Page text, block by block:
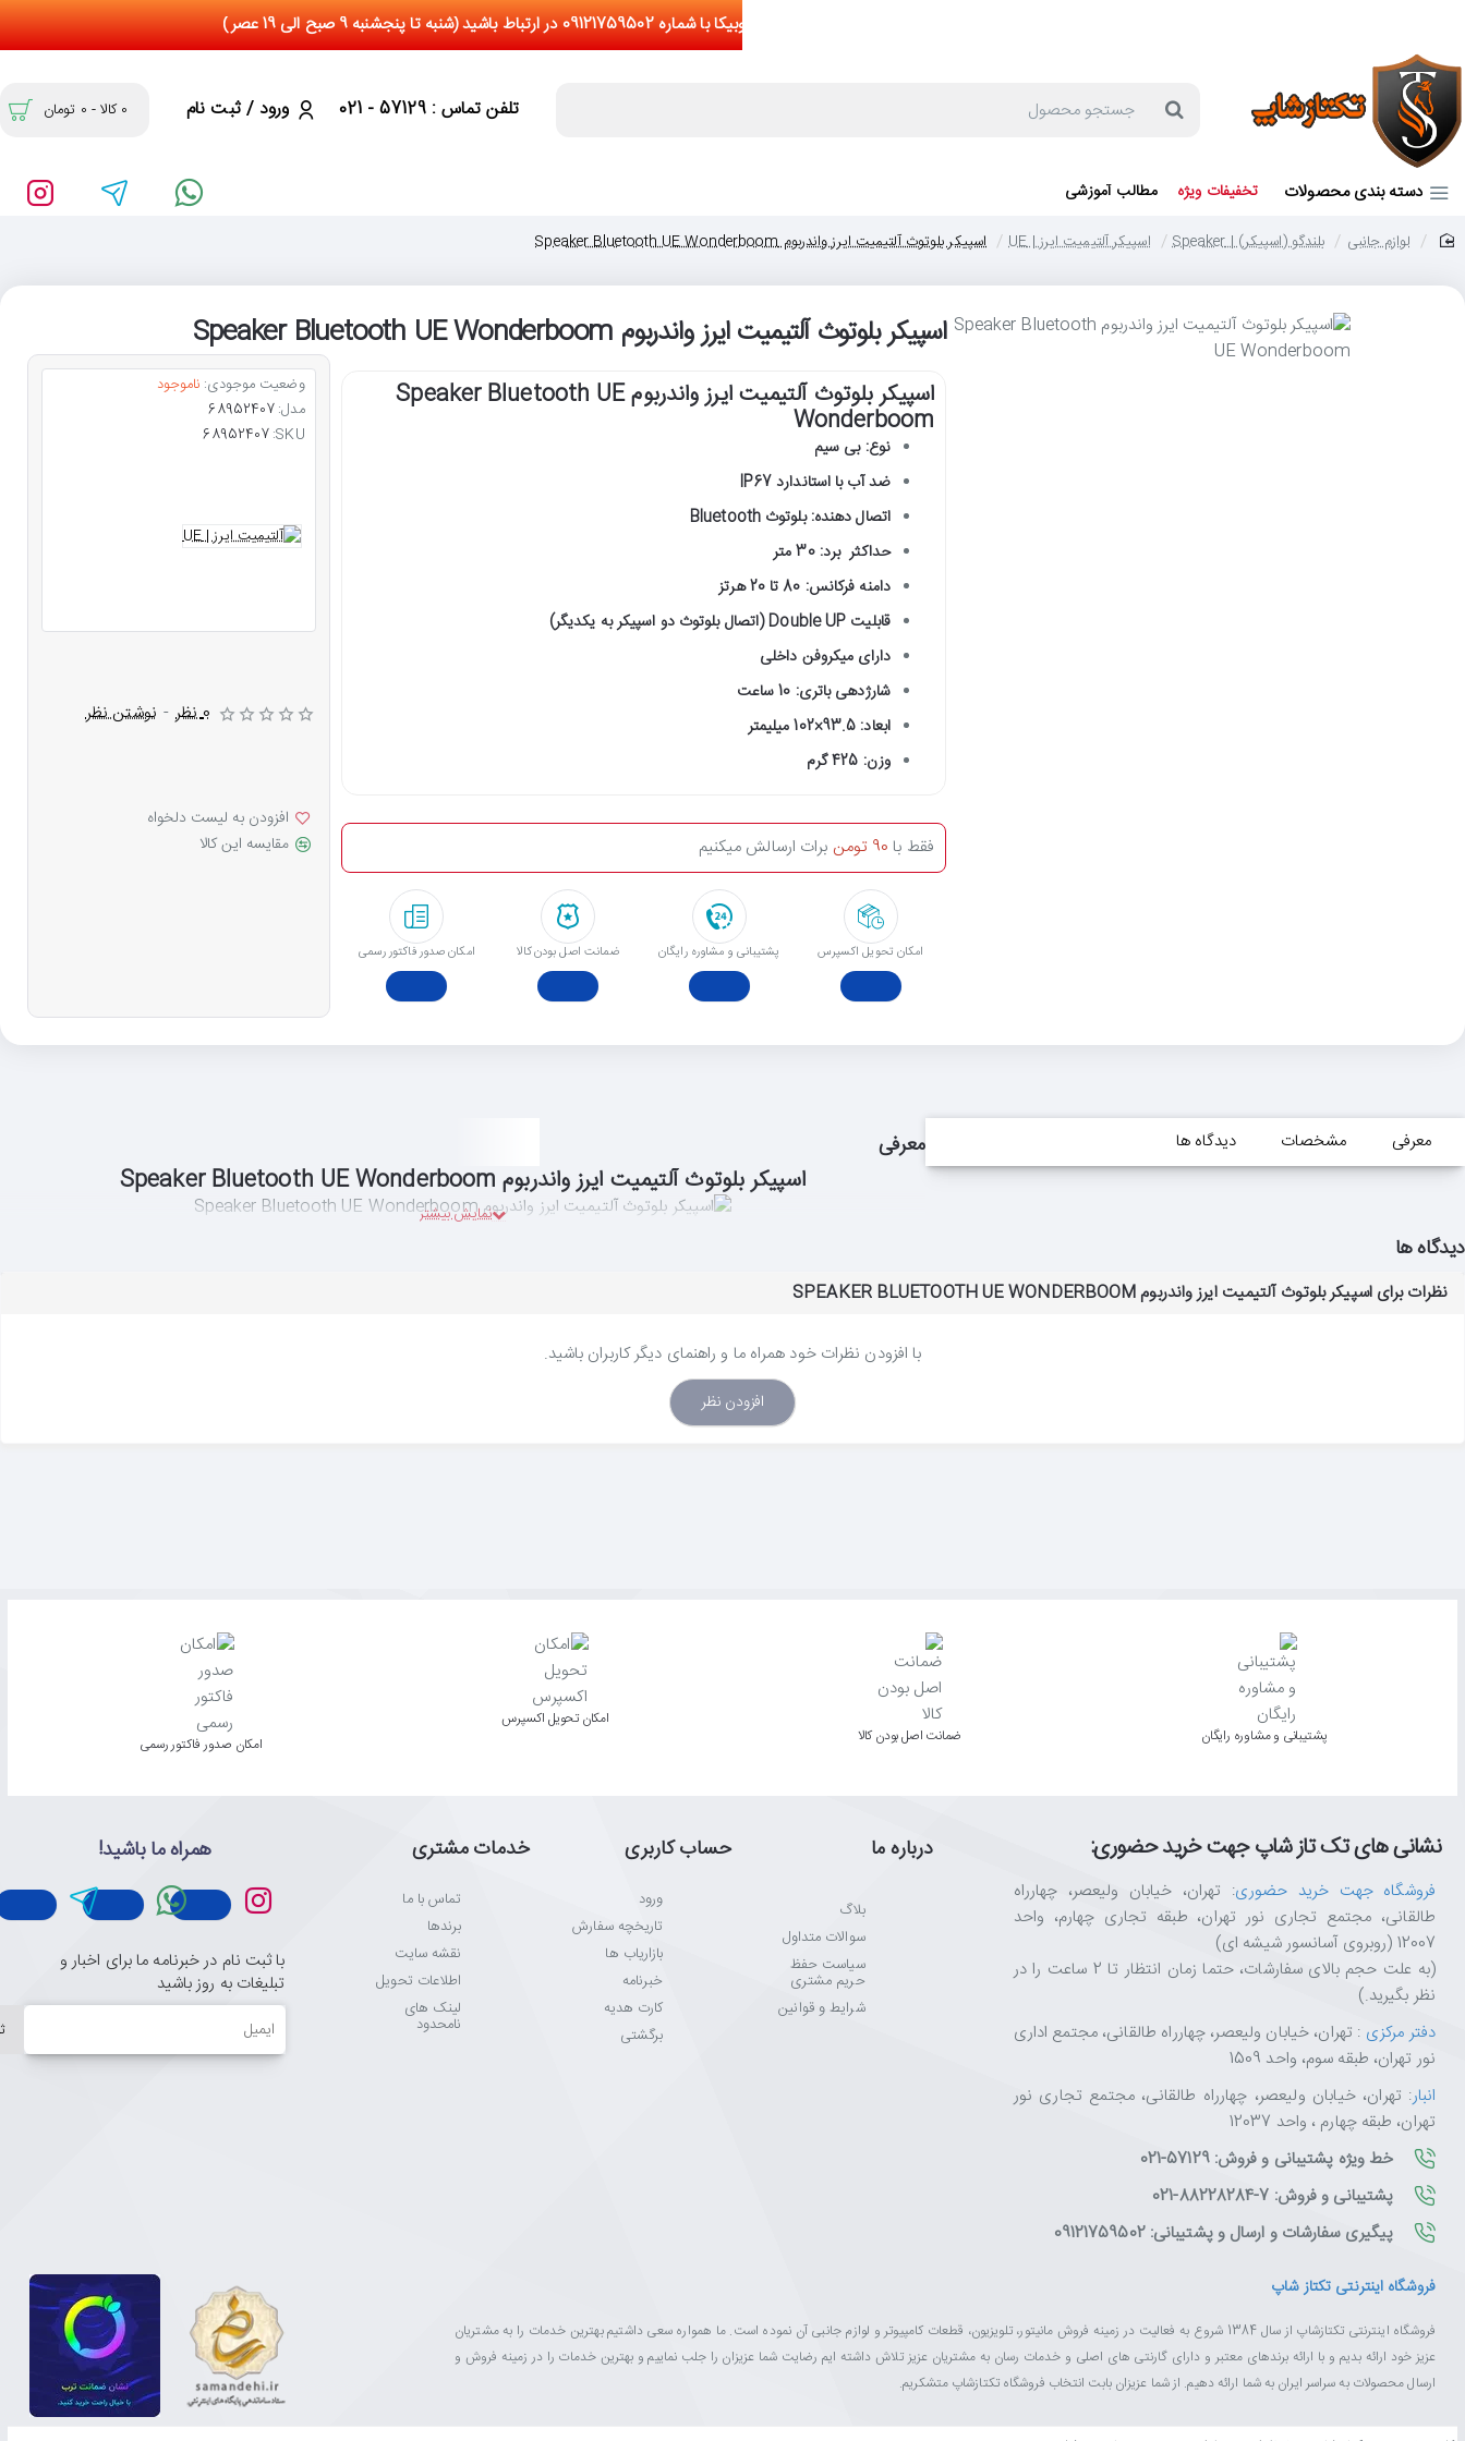
جستجو
تلفن تماس : 57129 - 021 ورود / ثبت نام 0 کالا - 0 تومان
دسته بندی محصولات تخفیفات ویژه مطالب آموزشی
لوازم جانبی بلندگو (اسپیکر) | Speaker اسپیکر آلتیمیت ایرز | UE اسپیکر بلوتوث آلتیمیت ایرز واندربوم Speaker Bluetooth UE Wonderboom
اسپیکر بلوتوث آلتیمیت ایرز واندربوم Speaker Bluetooth UE Wonderboom
اسپیکر بلوتوث آلتیمیت ایرز واندربوم Speaker Bluetooth UE
Wonderboom
نوع: بی سیم
ضد آب با استاندارد IP67
اتصال دهنده: بلوتوث Bluetooth
حداکثر برد: 30 متر
دامنه فرکانس:‌ 80 تا 20 هرتز
قابلیت Double UP (اتصال بلوتوث دو اسپیکر به یکدیگر)
دارای میکروفن داخلی
شارژدهی باتری: 10 ساعت
ابعاد: 93.5×102 میلیمتر
وزن: 425 گرم
امکان تحویل اکسپرس پشتیبانی و مشاوره رایگان ﺿﻤﺎﻧﺖ اﺻﻞ ﺑﻮدن ﮐﺎﻟﺎ امکان صدور فاکتور رسمی
فقط با 90 تومن برات ارسالش میکنیم
وضعیت موجودی: ناموجود
مدل:68952407
SKU:
68952407
0 نظر - نوشتن نظر
افزودن به لیست دلخواه
مقایسه این کالا
معرفی مشخصات دیدگاه ها معرفی
اسپیکر بلوتوث آلتیمیت ایرز واندربوم Speaker Bluetooth UE Wonderboom
دیدگاه ها
نظرات برای اسپیکر بلوتوث آلتیمیت ایرز واندربوم SPEAKER BLUETOOTH UE WONDERBOOM
با افزودن نظرات خود همراه ما و راهنمای دیگر کاربران باشید.
افزودن نظر
پشتیبانی و مشاوره رایگان ﺿﻤﺎﻧﺖ اﺻﻞ ﺑﻮدن ﮐﺎﻟﺎ
اﻣﮑﺎن ﺗﺤﻮﯾﻞ اﮐﺴﭙﺮس
امکان صدور فاکتور رسمی
نشانی های تک تاز شاپ جهت خرید حضوری:
فروشگاه جهت خرید حضوری: تهران، خیابان ولیعصر، چهارراه
طالقانی، مجتمع تجاری نور تهران، طبقه تجاری چهارم، واحد
12007 (روبروی آسانسور شیشه ای)
(به علت حجم بالای سفارشات، حتما زمان انتظار تا 2 ساعت را در
نظر بگیرید.)
دفتر مرکزی : تهران، خیابان ولیعصر، چهارراه طالقانی، مجتمع اداری
نور تهران، طبقه سوم، واحد 1509
انبار: تهران، خیابان ولیعصر، چهارراه طالقانی، مجتمع تجاری نور
تهران، طبقه چهارم ، واحد 12037
خط ویژه پشتیبانی و فروش: 57129-021
پشتیبانی و فروش: 7-88228284-021
پیگیری سفارشات و ارسال و پشتیبانی: 09121759502
درباره ما
بلاگ
سوالات متداول
سیاست حفظ
حریم مشتری
شرایط و قوانین
حساب کاربری
ورود
تاریخچه سفارش
بازاریاب ها
خبرنامه
کارت هدیه
برگشتی
خدمات مشتری
تماس با ما
برندها
نقشه سایت
اطلاعات تحویل
لینک های
نامحدود
همراه ما باشید!
با ثبت نام در خبرنامه ما برای اخبار و
تبلیغات به روز باشید
ایمیل
فروشگاه اینترنتی تکتاز شاپ
فروشگاه اینترنتی تکتازشاپ از سال 1384 شروع به فعالیت در زمینه فروش مانیتور، تلویزیون، قطعات کامپیوتر و لوازم جانبی آن نموده است. ما همواره سعی داشتیم بهترین خدمات را به مشتریان
عزیز خود ارائه بدیم و با ارائه برندهای معتبر و دارای گارنتی های اصلی و خدمات رسان به مشتریان عزیز تلاش داشته ایم رضایت شما عزیزان را جلب نماییم و بهترین خدمات را در زمینه فروش و
ارسال محصولات به سراسر ایران به شما ارائه دهیم. از شما عزیزان بابت انتخاب فروشگاه تکتازشاپ متشکریم.